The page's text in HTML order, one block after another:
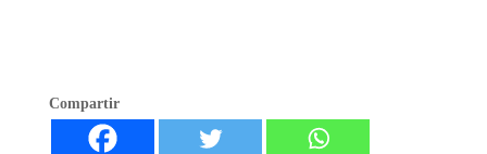
Compartir